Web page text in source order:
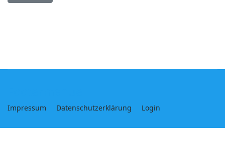
Impressum Datenschutzerklärung Login